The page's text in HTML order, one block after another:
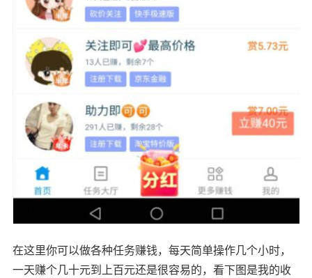
在这里你可以做各种任务赚钱，每天简单操作几个小时，
一天赚个几十元到上百元还是很容易的，看下图是我的收